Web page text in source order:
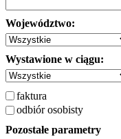
Województwo:
Wystawione w ciągu:
faktura
odbiór osobisty
Pozostałe parametry